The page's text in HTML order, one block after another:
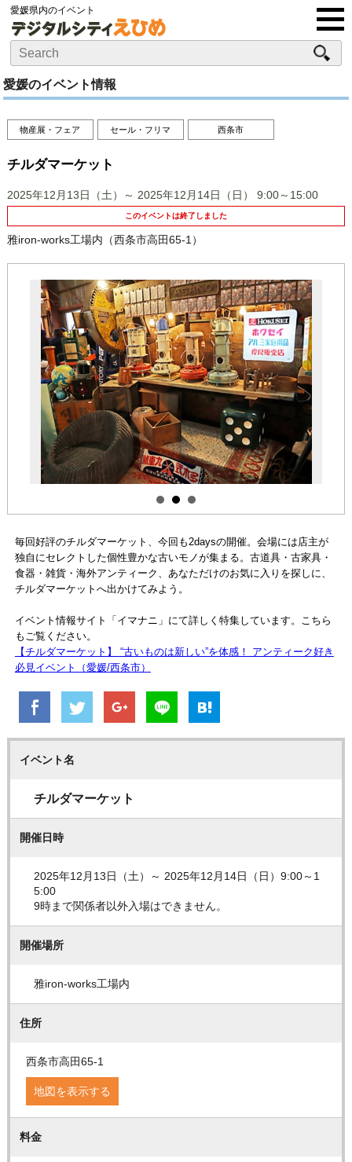
愛媛県内のイベント
愛媛のイベント情報
物産展・フェア セール・フリマ 西条市
チルダマーケット
2025年12月13日（土）～ 2025年12月14日（日） 9:00～15:00
このイベントは終了しました
雅iron-works工場内（西条市高田65-1）
毎回好評のチルダマーケット、今回も2daysの開催。会場には店主が
独自にセレクトした個性豊かな古いモノが集まる。古道具・古家具・
食器・雑貨・海外アンティーク、あなただけのお気に入りを探しに、
チルダマーケットへ出かけてみよう。
イベント情報サイト「イマナニ」にて詳しく特集しています。こちら
もご覧ください。
【チルダマーケット】 “古いものは新しい”を体感！ アンティーク好き
必見イベント（愛媛/西条市）
イベント名
チルダマーケット
開催日時
2025年12月13日（土）～ 2025年12月14日（日）9:00～1
5:00
9時まで関係者以外入場はできません。
開催場所
雅iron-works工場内
住所
西条市高田65-1
地図を表示する
料金